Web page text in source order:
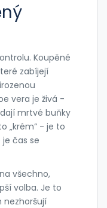
Koupěné
zabíjejí
vera je živá -
mrtvé buňky
„krém“ - je to
je čas se
všechno,
volba. Je to
nezhoršují